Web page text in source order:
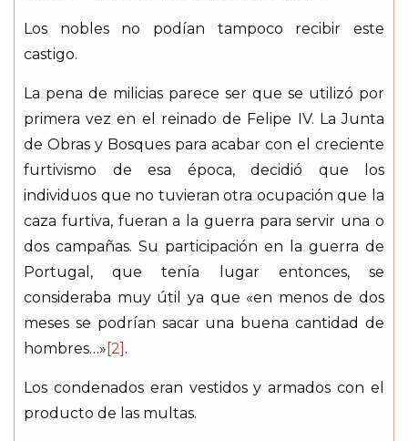
Los nobles no podían tampoco recibir este
castigo.
La pena de milicias parece ser que se utilizó por
primera vez en el reinado de Felipe IV. La Junta
de Obras y Bosques para acabar con el creciente
furtivismo de esa época, decidió que los
individuos que no tuvieran otra ocupación que la
caza furtiva, fueran a la guerra para servir una o
dos campañas. Su participación en la guerra de
Portugal, que tenía lugar entonces, se
consideraba muy útil ya que «en menos de dos
meses se podrían sacar una buena cantidad de
hombres…» [2] .
Los condenados eran vestidos y armados con el
producto de las multas.